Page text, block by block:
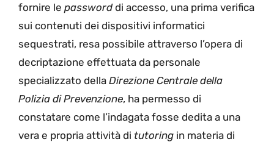
fornire le passworddi accesso, una prima verifica
sui contenuti dei dispositivi informatici
sequestrati, resa possibile attraverso l’opera di
decriptazione effettuata da personale
specializzato della Direzione Centrale della
Polizia di Prevenzione, ha permesso di
constatare come l’indagata fosse dedita a una
vera e propria attività di tutoring in materia di